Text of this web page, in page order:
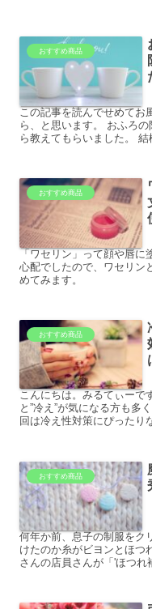
おすすめ商品
この記事を読んでせめてお
ら、と思います。 おふろ
ら教えてもらいました。 結
おすすめ商品
「ワセリン」って顔や唇に
心配でしたので、ワセリン
めてみます。
おすすめ商品
こんにちは。みるてぃーで
と”冷え”が気になる方も多
回は冷え性対策にぴったり
おすすめ商品
何年か前、息子の制服をク
けたのか糸がビヨンとほつ
さんの店員さんが「'ほつ
れしいです。